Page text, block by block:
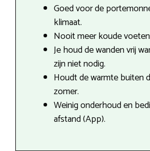
Goed voor de
klimaat.
Nooit meer koude
Je houd de wanden vrij
zijn niet nodig.
Houdt de warmte buiten
zomer.
Weinig onderhoud en
afstand (App).